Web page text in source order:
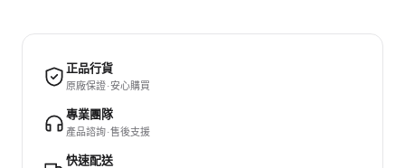
正品行貨
原廠保證 · 安心購買
專業團隊
產品諮詢 · 售後支援
快速配送